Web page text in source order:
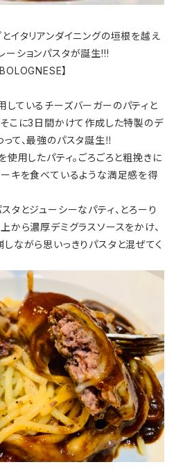
イタリアンダイニングの垣根を越え
ーションパスタが誕生!!!
】
しているチーズバーガーのパティと
そこに3日間かけて作成した特製のデ
て、最強のパスタ誕生‼︎
用したパティ。ごろごろと粗挽きに
ーキを食べているような満足感を得
タとジューシーなパティ、とろーり
から濃厚デミグラスソースをかけ、
ながら思いっきりパスタと混ぜてく